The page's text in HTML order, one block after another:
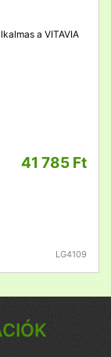
a VITAVIA
41 785 Ft
LG4109